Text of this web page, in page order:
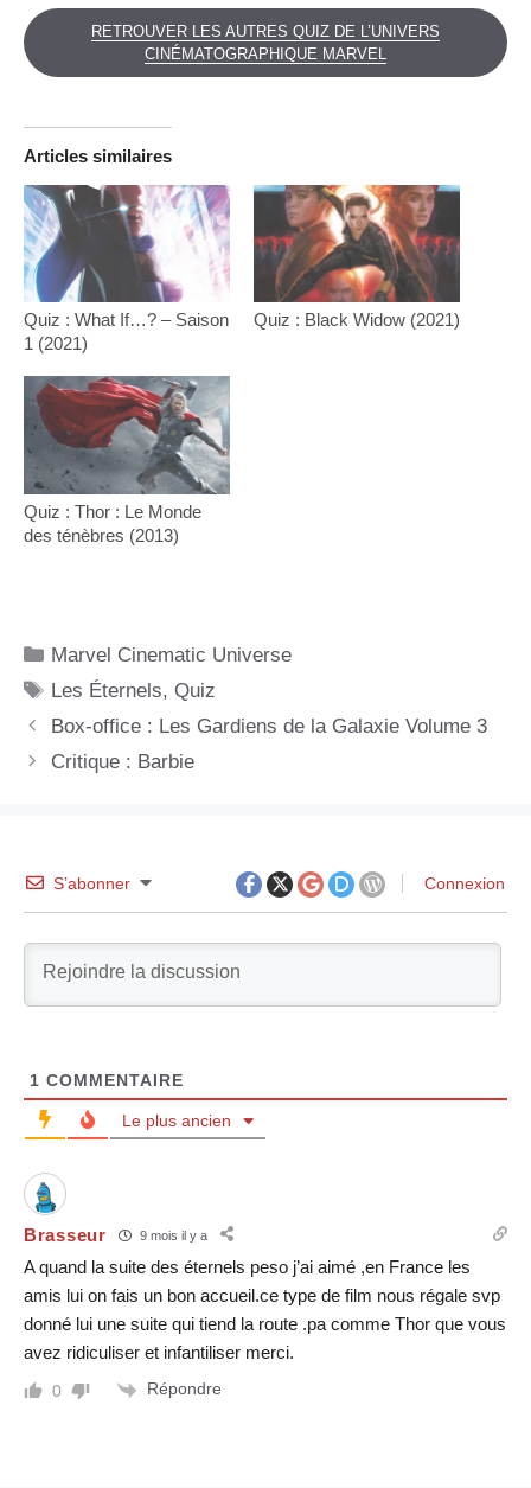
RETROUVER LES AUTRES QUIZ DE L’UNIVERS
CINÉMATOGRAPHIQUE MARVEL
Articles similaires
Quiz : What If…? – Saison
1 (2021)
Quiz : Black Widow (2021)
Quiz : Thor : Le Monde
des ténèbres (2013)
Catégories
Marvel Cinematic Universe
Étiquettes
Les Éternels,Quiz
Box-office : Les Gardiens de la Galaxie Volume 3
Critique : Barbie
S’abonner Connexion
1 COMMENTAIRE
Le plus ancien
Brasseur 9 mois il y a
A quand la suite des éternels peso j’ai aimé ,en France les
amis lui on fais un bon accueil.ce type de film nous régale svp
donné lui une suite qui tiend la route .pa comme Thor que vous
avez ridiculiser et infantiliser merci.
0 Répondre